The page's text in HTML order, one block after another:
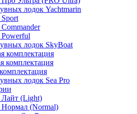
лодок Yachtmarin
лодок SkyBoat
комплектация
комплектация
лодок Sea Pro
Лайт (Light)
Нормал (Normal)